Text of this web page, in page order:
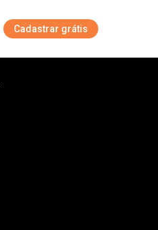
Cadastrar grátis